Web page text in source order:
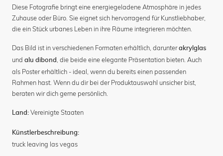
Diese Fotografie bringt eine energiegeladene Atmosphäre in jedes
Zuhause oder Büro. Sie eignet sich hervorragend für Kunstliebhaber,
die ein Stück urbanes Leben in ihre Räume integrieren möchten.
Das Bild ist in verschiedenen Formaten erhältlich, darunterakrylglas
und alu dibond
, die beide eine elegante Präsentation bieten. Auch
als Poster erhältlich - ideal, wenn du bereits einen passenden
Rahmen hast. Wenn du dir bei der Produktauswahl unsicher bist,
beraten wir dich gerne persönlich.
Land: Vereinigte Staaten
Künstlerbeschreibung:
truck leaving las vegas